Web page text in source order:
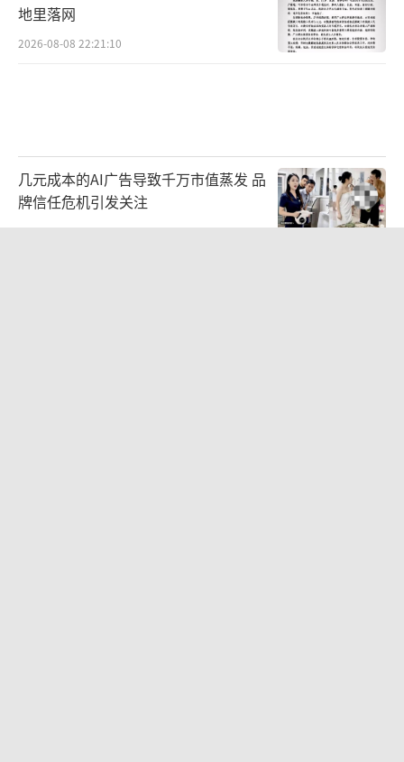
地里落网
2026-08-08 22:21:10
几元成本的AI广告导致千万市值蒸发 品
牌信任危机引发关注
2026-08-08 19:36:27